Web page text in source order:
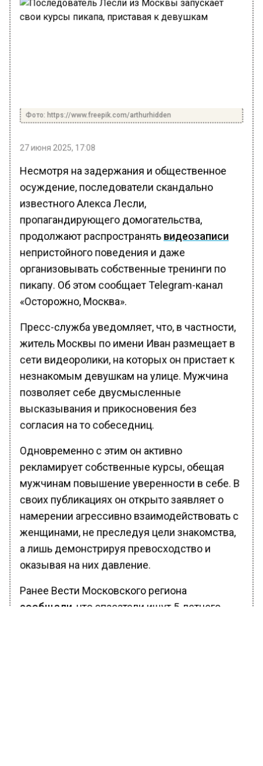
Фото: https://www.freepik.com/arthurhidden
27 июня 2025, 17:08
Несмотря на задержания и общественное
осуждение, последователи скандально
известного Алекса Лесли,
пропагандирующего домогательства,
продолжают распространятьвидеозаписи
непристойного поведения и даже
организовывать собственные тренинги по
пикапу. Об этом сообщает Telegram-канал
«Осторожно, Москва».
Пресс-служба уведомляет, что, в частности,
житель Москвы по имени Иван размещает в
сети видеоролики, на которых он пристает к
незнакомым девушкам на улице. Мужчина
позволяет себе двусмысленные
высказывания и прикосновения без
согласия на то собеседниц.
Одновременно с этим он активно
рекламирует собственные курсы, обещая
мужчинам повышение уверенности в себе. В
своих публикациях он открыто заявляет о
намерении агрессивно взаимодействовать с
женщинами, не преследуя цели знакомства,
а лишь демонстрируя превосходство и
оказывая на них давление.
Ранее Вести Московского региона
сообщали , что спасатели ищут 5-летнего